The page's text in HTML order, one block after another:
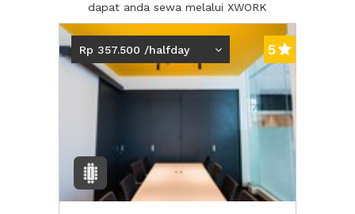
dapat anda sewa melalui XWORK
Rp 357.500 /halfday 5